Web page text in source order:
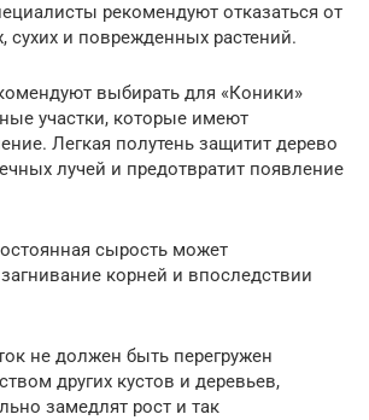
рекомендуют отказаться от
сухих и поврежденных растений.
выбирать для «Коники»
участки, которые имеют
Легкая полутень защитит дерево
лучей и предотвратит появление
сырость может
корней и впоследствии
не должен быть перегружен
других кустов и деревьев,
замедлят рост и так